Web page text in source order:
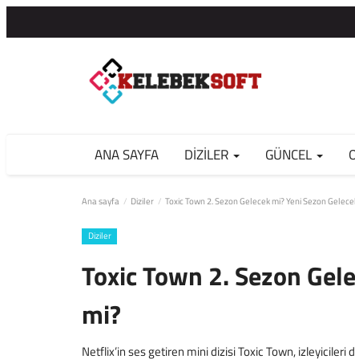
ANA SAYFA DIZILER GÜNCEL
Ana sayfa Diziler Toxic Town 2. Sezon Gelecek mi? Yeni Sezon
Diziler
Toxic Town 2. Sezon
mi?
Netflix’in ses getiren mini dizisi Toxic Town,